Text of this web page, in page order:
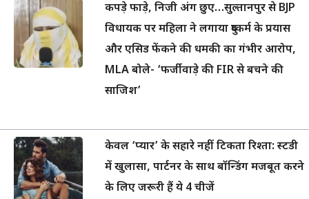
कपड़े फाड़े, निजी अंग छुए…सुल्तानपुर से BJP
विधायक पर महिला ने लगाया दुष्कर्म के प्रयास
और एसिड फेंकने की धमकी का गंभीर आरोप,
MLA बोले- ‘फर्जीवाड़े की FIR से बचने की
साजिश’
केवल ‘प्यार’ के सहारे नहीं टिकता रिश्ता: स्टडी
में खुलासा, पार्टनर के साथ बॉन्डिंग मजबूत करने
के लिए जरूरी हैं ये 4 चीजें